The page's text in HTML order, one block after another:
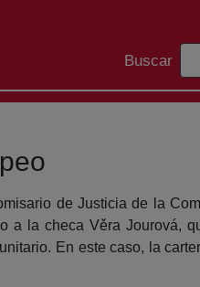
Barra de
Buscar
de Justicia de la
a la checa Věra Jourová,
En este caso, la